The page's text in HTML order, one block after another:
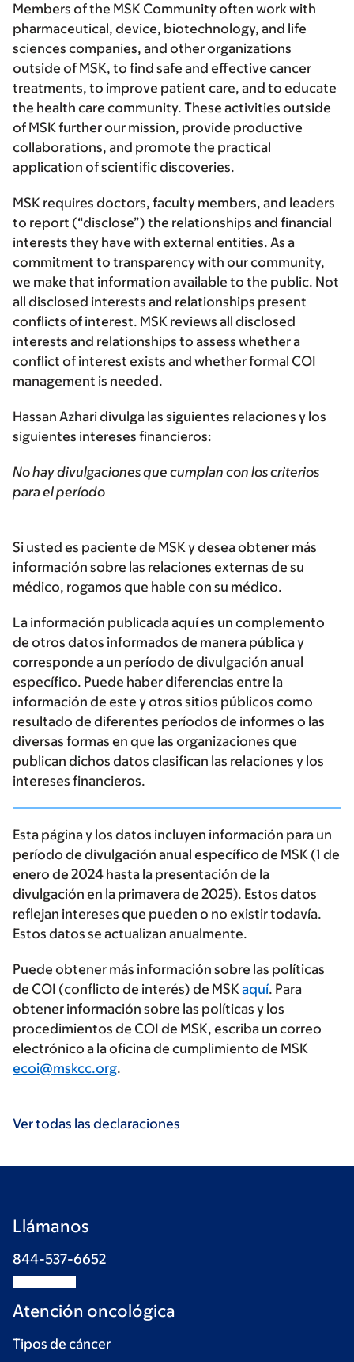
Members of the MSK Community often work with
pharmaceutical, device, biotechnology, and life
sciences companies, and other organizations
outside of MSK, to find safe and effective cancer
treatments, to improve patient care, and to educate
the health care community. These activities outside
of MSK further our mission, provide productive
collaborations, and promote the practical
application of scientific discoveries.
MSK requires doctors, faculty members, and leaders
to report (“disclose”) the relationships and financial
interests they have with external entities. As a
commitment to transparency with our community,
we make that information available to the public. Not
all disclosed interests and relationships present
conflicts of interest. MSK reviews all disclosed
interests and relationships to assess whether a
conflict of interest exists and whether formal COI
management is needed.
Hassan Azhari divulga las siguientes relaciones y los
siguientes intereses financieros:
No hay divulgaciones que cumplan con los criterios
para el período
Si usted es paciente de MSK y desea obtener más
información sobre las relaciones externas de su
médico, rogamos que hable con su médico.
La información publicada aquí es un complemento
de otros datos informados de manera pública y
corresponde a un período de divulgación anual
específico. Puede haber diferencias entre la
información de este y otros sitios públicos como
resultado de diferentes períodos de informes o las
diversas formas en que las organizaciones que
publican dichos datos clasifican las relaciones y los
intereses financieros.
Esta página y los datos incluyen información para un
período de divulgación anual específico de MSK (1 de
enero de 2024 hasta la presentación de la
divulgación en la primavera de 2025). Estos datos
reflejan intereses que pueden o no existir todavía.
Estos datos se actualizan anualmente.
Puede obtener más información sobre las políticas
de COI (conflicto de interés) de MSKaquí. Para
obtener información sobre las políticas y los
procedimientos de COI de MSK, escriba un correo
electrónico a la oficina de cumplimiento de MSK
ecoi@mskcc.org.
Ver todas las declaraciones
Llámanos
844-537-6652
Atención oncológica
Tipos de cáncer